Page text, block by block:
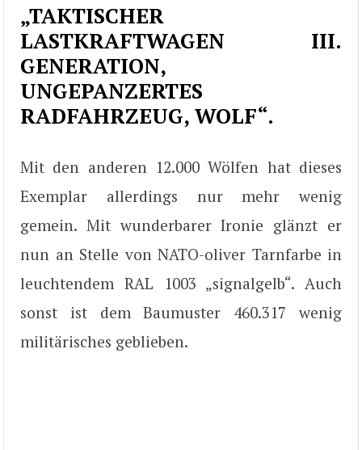
„TAKTISCHER
LASTKRAFTWAGEN III.
GENERATION,
UNGEPANZERTES
RADFAHRZEUG, WOLF“.
Mit den anderen 12.000 Wölfen hat dieses
Exemplar allerdings nur mehr wenig
gemein. Mit wunderbarer Ironie glänzt er
nun an Stelle von NATO-oliver Tarnfarbe in
leuchtendem RAL 1003 „signalgelb“. Auch
sonst ist dem Baumuster 460.317 wenig
militärisches geblieben.